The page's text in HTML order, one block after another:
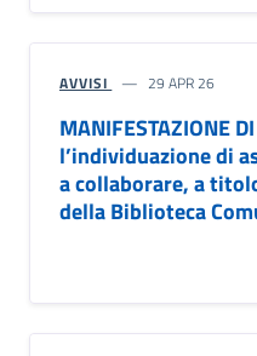
AVVISI 29 APR 26
MANIFESTAZIONE
l’individuazione di
a collaborare, a
della Biblioteca